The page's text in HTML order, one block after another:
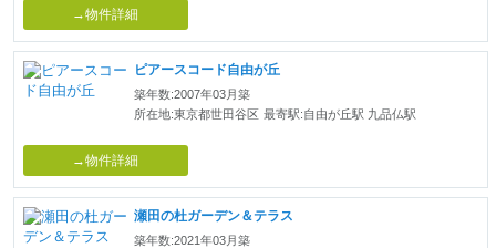
→物件詳細
ピアースコード自由が丘
築年数:2007年03月築
所在地:東京都世田谷区 最寄駅:自由が丘駅 九品仏駅
→物件詳細
瀬田の杜ガーデン＆テラス
築年数:2021年03月築